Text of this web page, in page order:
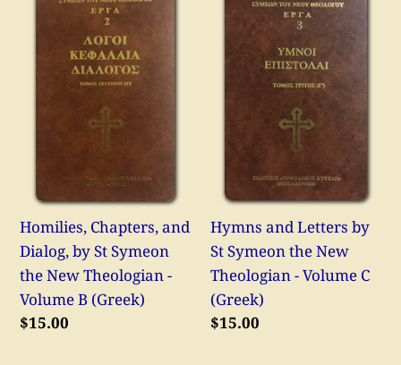
Dialog,
Theologian
-
Volume
B
(Greek)
Homilies, Chapters, and
Dialog, by St Symeon
the New Theologian -
Volume B (Greek)
Κανονική
$15.00
and
Letters
by
Symeon
the
Theologian
Volume
C
(Greek)
Hymns and Letters by
St Symeon the New
Theologian - Volume C
(Greek)
Κανονική
$15.00